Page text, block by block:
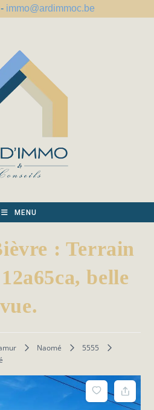
immo@ardimmoc.be
MENU
: Terrain
belle
vue.
Naomé
5555